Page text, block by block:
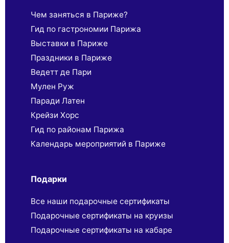
Чем заняться в Париже?
Гид по гастрономии Парижа
Выставки в Париже
Праздники в Париже
Ведетт де Пари
Мулен Руж
Паради Латен
Крейзи Хорс
Гид по районам Парижа
Календарь мероприятий в Париже
Подарки
Все наши подарочные сертификаты
Подарочные сертификаты на круизы
Подарочные сертификаты на кабаре